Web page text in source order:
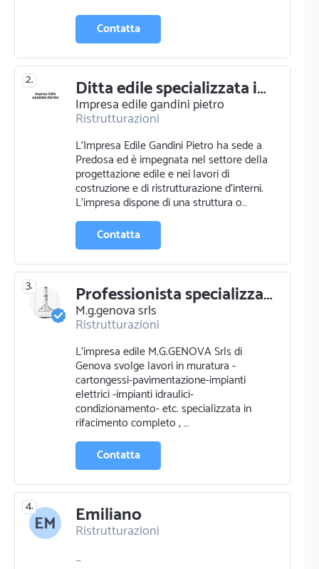
Contatta
2. Ditta edile specializzata in servizi di progettazione e ristrutturazione
Impresa edile gandini pietro
Ristrutturazioni
L'Impresa Edile Gandini Pietro ha sede a
Predosa ed è impegnata nel settore della
progettazione edile e nei lavori di
costruzione e di ristrutturazione d'interni.
L’impresa dispone di una struttura o…
Contatta
3. Professionista specializzato in ristrutturazioni a genova
M.g.genova srls
Ristrutturazioni
L'impresa edile M.G.GENOVA Srls di
Genova svolge lavori in muratura -
cartongessi-pavimentazione-impianti
elettrici -impianti idraulici-
condizionamento- etc. specializzata in
rifacimento completo , …
Contatta
4. Emiliano
Ristrutturazioni
…